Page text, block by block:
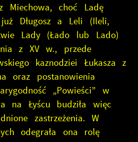
Miechowa, choć Ladę
Długosz a Leli (Ileli,
Lady (Łado lub Lado)
z XV w., przede
kaznodziei Łukasza z
oraz postanowienia
„Powieści” w
na Łyścu budziła więc
zastrzeżenia. W
odegrała ona rolę